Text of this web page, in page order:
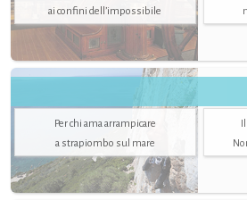
ai confini dell’impossibile
Per chi ama arrampicare
a strapiombo sul mare